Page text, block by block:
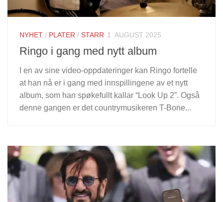
NYHET / PLATER / STARR 1. AUGUST 2025
Ringo i gang med nytt album
I en av sine video-oppdateringer kan Ringo fortelle
at han nå er i gang med innspillingene av et nytt
album, som han spøkefullt kallar “Look Up 2”. Også
denne gangen er det countrymusikeren T-Bone...